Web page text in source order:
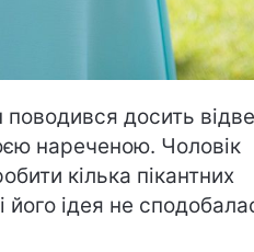
досить
нареченою. Чоловік
кілька пікантних
його ідея не